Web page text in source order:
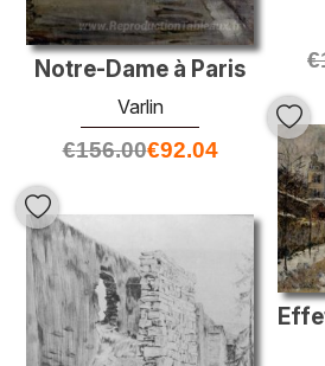
Notre-Dame à Paris
Varlin
€156.00€92.04
€